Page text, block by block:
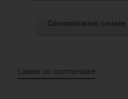
Contamination
Laisser un commentaire